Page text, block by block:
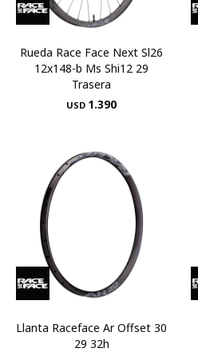
Rueda Race Face Next Sl26
12x148-b Ms Shi12 29
Trasera
USD 1.390
Llanta Raceface Ar Offset 30
29 32h